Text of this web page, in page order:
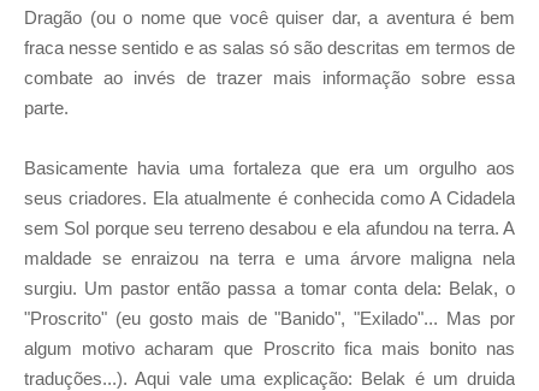
Dragão (ou o nome que você quiser dar, a aventura é bem
fraca nesse sentido e as salas só são descritas em termos de
combate ao invés de trazer mais informação sobre essa
parte.
Basicamente havia uma fortaleza que era um orgulho aos
seus criadores. Ela atualmente é conhecida como A Cidadela
sem Sol porque seu terreno desabou e ela afundou na terra. A
maldade se enraizou na terra e uma árvore maligna nela
surgiu. Um pastor então passa a tomar conta dela: Belak, o
"Proscrito" (eu gosto mais de "Banido", "Exilado"... Mas por
algum motivo acharam que Proscrito fica mais bonito nas
traduções...). Aqui vale uma explicação: Belak é um druida